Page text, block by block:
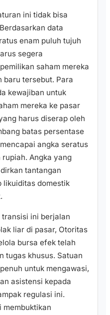
ini tidak bisa
data
enam puluh tujuh
segera
saham mereka
baru tersebut. Para
kewajiban untuk
mereka ke pasar
harus diserap oleh
batas persentase
angka seratus
Angka yang
tantangan
likuiditas domestik
transisi ini berjalan
liar di pasar, Otoritas
bursa efek telah
tugas khusus. Satuan
untuk mengawasi,
asistensi kepada
regulasi ini.
membuktikan